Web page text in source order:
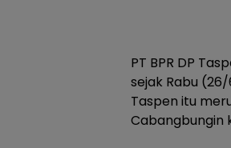
PT BPR DP
sejak Rabu
Taspen itu
Cabangbungin